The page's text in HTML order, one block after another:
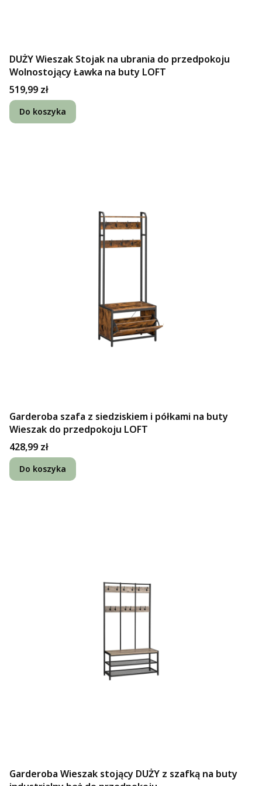
DUŻY Wieszak Stojak na ubrania do przedpokoju
Wolnostojący Ławka na buty LOFT
Cena
519,99 zł
Do koszyka
Garderoba szafa z siedziskiem i półkami na buty
Wieszak do przedpokoju LOFT
Cena
428,99 zł
Do koszyka
Garderoba Wieszak stojący DUŻY z szafką na buty